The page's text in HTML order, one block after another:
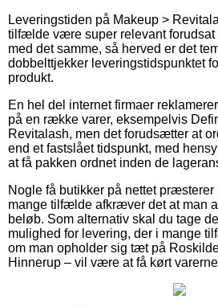
Leveringstiden på Makeup >
tilfælde være super relevant forudsat
med det samme, så herved er det
dobbelttjekker leveringstidspunktet
produkt.
En hel del internet firmaer
på en række varer, eksempelvis
Revitalash, men det forudsætter at
end et fastslået tidspunkt, med
at få pakken ordnet inden de
Nogle få butikker på nettet præsterer
mange tilfælde afkræver det at man
beløb. Som alternativ skal du tage
mulighed for levering, der i mange
om man opholder sig tæt på
Hinnerup – vil være at få kørt